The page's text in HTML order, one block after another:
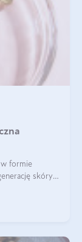
w formie
skóry i